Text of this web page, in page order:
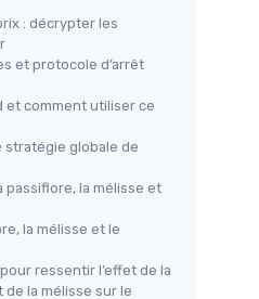
- Mélatonine
rapide,
en quelques
eau - Boîte de 30
Complément
— 227 avis
: décrypter les
et protocole d’arrêt
et comment utiliser ce
stratégie globale de
passiflore, la mélisse et
la mélisse et le
ressentir l’effet de la
la mélisse sur le